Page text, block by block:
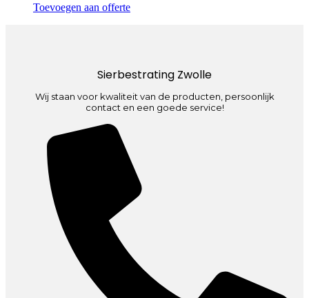
Toevoegen aan offerte
Sierbestrating Zwolle
Wij staan voor kwaliteit van de producten, persoonlijk
contact en een goede service!